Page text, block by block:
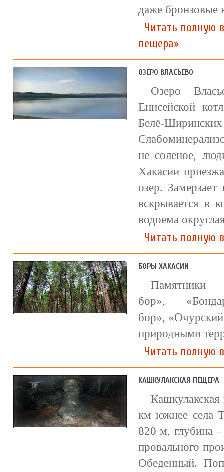
даже бронзовые
Читать полную
пещера»
ОЗЕРО ВЛАСЬЕВО
Озеро
Енисейской
Белё-
не соленое,
Хакасии
озер.
вскрывается в
водоема
Читать полную
БОРЫ ХАКАСИИ
бор»,
бор»,
природными
Читать полную
КАШКУЛАКСКАЯ ПЕЩЕРА
км южнее села
820 м, глубина
провального
Обеденный.